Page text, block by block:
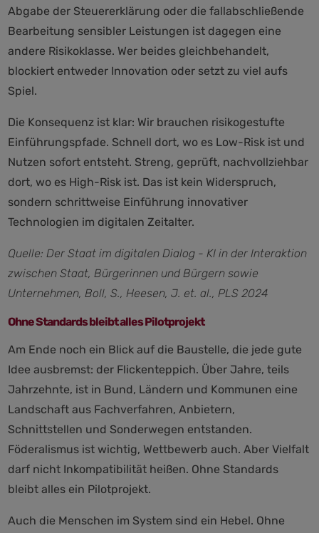
Abgabe der Steuererklärung oder die fallabschließende
Bearbeitung sensibler Leistungen ist dagegen eine
andere Risikoklasse. Wer beides gleichbehandelt,
blockiert entweder Innovation oder setzt zu viel aufs
Spiel.
Die Konsequenz ist klar: Wir brauchen risikogestufte
Einführungspfade. Schnell dort, wo es Low-Risk ist und
Nutzen sofort entsteht. Streng, geprüft, nachvollziehbar
dort, wo es High-Risk ist. Das ist kein Widerspruch,
sondern schrittweise Einführung innovativer
Technologien im digitalen Zeitalter.
Quelle: Der Staat im digitalen Dialog - KI in der Interaktion
zwischen Staat, Bürgerinnen und Bürgern sowie
Unternehmen, Boll, S., Heesen, J. et. al., PLS 2024
Ohne Standards bleibt alles Pilotprojekt
Am Ende noch ein Blick auf die Baustelle, die jede gute
Idee ausbremst: der Flickenteppich. Über Jahre, teils
Jahrzehnte, ist in Bund, Ländern und Kommunen eine
Landschaft aus Fachverfahren, Anbietern,
Schnittstellen und Sonderwegen entstanden.
Föderalismus ist wichtig, Wettbewerb auch. Aber Vielfalt
darf nicht Inkompatibilität heißen. Ohne Standards
bleibt alles ein Pilotprojekt.
Auch die Menschen im System sind ein Hebel. Ohne